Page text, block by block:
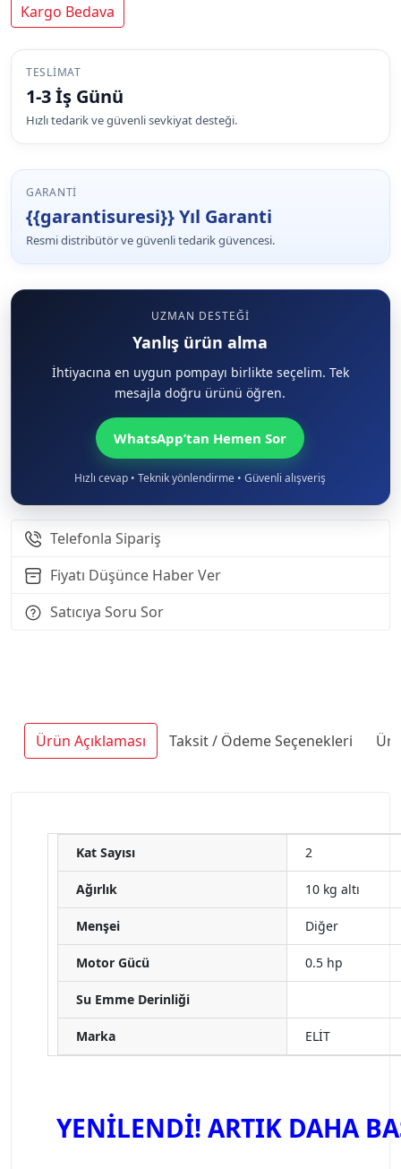
Kargo Bedava
TESLIMAT
1-3 İş Günü
Hızlı tedarik ve güvenli sevkiyat desteği.
GARANTI
{{garantisuresi}} Yıl Garanti
Resmi distribütör ve güvenli tedarik güvencesi.
UZMAN DESTEĞI
Yanlış ürün alma
İhtiyacına en uygun pompayı birlikte seçelim. Tek
mesajla doğru ürünü öğren.
WhatsApp’tan Hemen Sor
Hızlı cevap • Teknik yönlendirme • Güvenli alışveriş
Telefonla Sipariş
Fiyatı Düşünce Haber Ver
Satıcıya Soru Sor
Ürün Açıklaması Taksit / Ödeme Seçenekleri
Kat Sayısı 2
Ağırlık 10 kg altı
Menşei Diğer
Motor Gücü 0.5 hp
Su Emme Derinliği
Marka ELİT
YENİLENDİ! ARTIK DAHA